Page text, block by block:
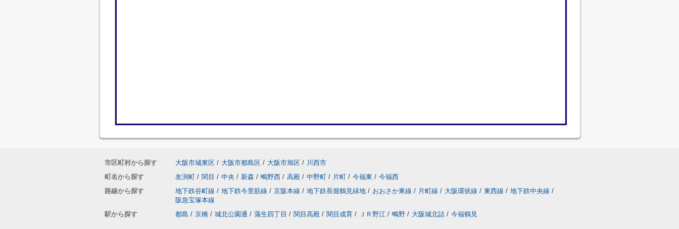
市区町村から探す 大阪市城東区 / 大阪市都島区 / 大阪市旭区 / 川西市
町名から探す
友渕町 / 関目 / 中央 / 新森 / 鴫野西 / 高殿 / 中野町 / 片町 / 今福東 / 今福西
路線から探す
地下鉄谷町線 / 地下鉄今里筋線 / 京阪本線 / 地下鉄長堀鶴見緑地 / おおさか東線 / 片町線 / 大阪環状線 / 東西線 / 地下鉄中央線 /
阪急宝塚本線
駅から探す
都島 / 京橋 / 城北公園通 / 蒲生四丁目 / 関目高殿 / 関目成育 / ＪＲ野江 / 鴫野 / 大阪城北詰 / 今福鶴見